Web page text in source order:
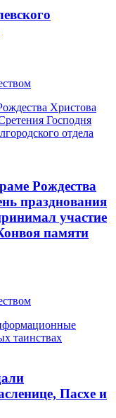
Рождества
празднования
участие
памяти
Пасхе и